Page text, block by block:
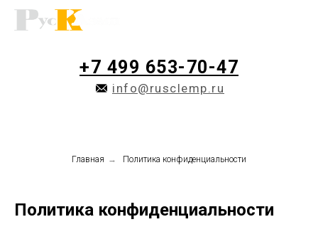
+7 499 653-70-47
info@rusclemp.ru
Главная → Политика конфиденциальности
Политика конфиденциальности